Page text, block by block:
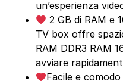
un’esperienza
2 GB di RAM e
TV box offre
RAM DDR3 RAM
avviare
Facile e